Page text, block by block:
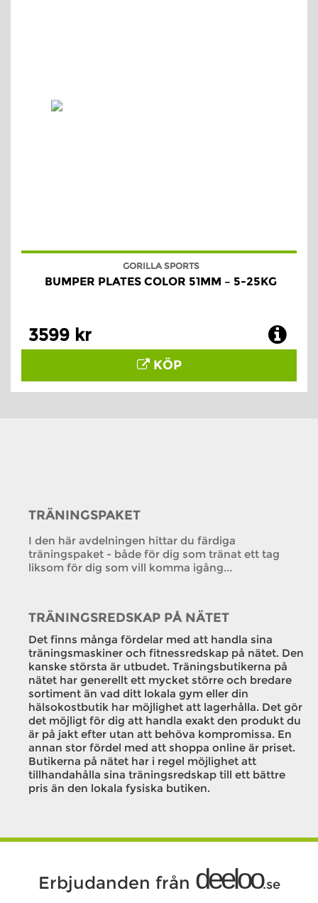
GORILLA SPORTS
BUMPER PLATES COLOR 51MM – 5-25KG
3599 kr
KÖP
TRÄNINGSPAKET
I den här avdelningen hittar du färdiga
träningspaket - både för dig som tränat ett tag
liksom för dig som vill komma igång...
TRÄNINGSREDSKAP PÅ NÄTET
Det finns många fördelar med att handla sina
träningsmaskiner och fitnessredskap på nätet. Den
kanske största är utbudet. Träningsbutikerna på
nätet har generellt ett mycket större och bredare
sortiment än vad ditt lokala gym eller din
hälsokostbutik har möjlighet att lagerhålla. Det gör
det möjligt för dig att handla exakt den produkt du
är på jakt efter utan att behöva kompromissa. En
annan stor fördel med att shoppa online är priset.
Butikerna på nätet har i regel möjlighet att
tillhandahålla sina träningsredskap till ett bättre
pris än den lokala fysiska butiken.
Erbjudanden från deeloo.se